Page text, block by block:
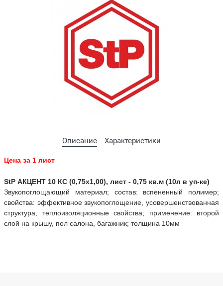
Описание Характеристики
Цена за 1 лист
StP АКЦЕНТ 10 КС (0,75x1,00), лист - 0,75 кв.м (10л в уп-ке)
Звукопоглощающий материал; состав: вспененный полимер;
свойства: эффективное звукопоглощение, усовершенствованная
структура, теплоизоляционные свойства; применение: второй
слой на крышу, пол салона, багажник; толщина 10мм